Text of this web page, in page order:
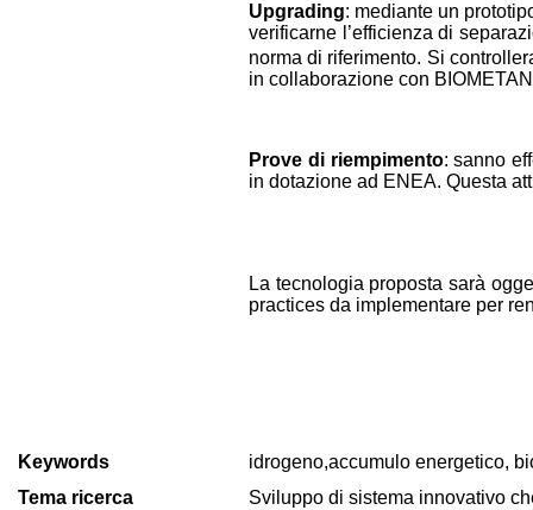
Upgrading: mediante un
verificarne l’efficienza di
norma di riferimento. Si
in collaborazione con
Prove di riempimento: sanno
in dotazione ad ENEA. Questa
La tecnologia proposta sarà
practices da implementare per
Keywords
idrogeno,accumulo energetico,
Tema ricerca
Sviluppo di sistema innovativo